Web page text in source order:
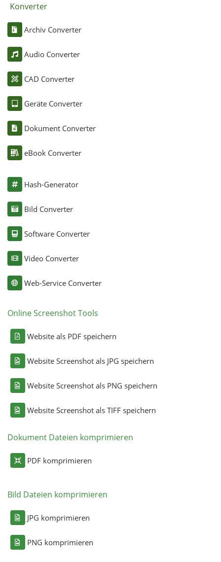
Konverter
Archiv Converter
Audio Converter
CAD Converter
Geräte Converter
Dokument Converter
eBook Converter
Hash-Generator
Bild Converter
Software Converter
Video Converter
Web-Service Converter
Online Screenshot Tools
Website als PDF speichern
Website Screenshot als JPG speichern
Website Screenshot als PNG speichern
Website Screenshot als TIFF speichern
Dokument Dateien komprimieren
PDF komprimieren
Bild Dateien komprimieren
JPG komprimieren
PNG komprimieren